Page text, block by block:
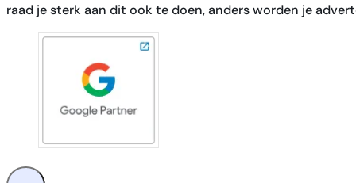
raad je sterk aan dit ook te doen, anders worden je